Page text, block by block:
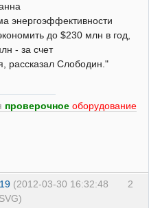
энергоэффективности
до $230 млн в год,
- за счет
рассказал Слободин."
проверочное оборудование
2
(2012-03-30 16:32:48